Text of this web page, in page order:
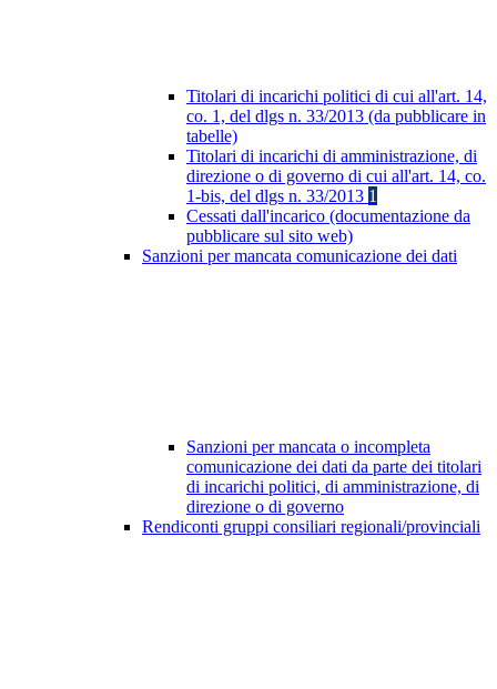
Titolari di incarichi politici di cui all'art. 14,
co. 1, del dlgs n. 33/2013 (da pubblicare in
tabelle)
Titolari di incarichi di amministrazione, di
direzione o di governo di cui all'art. 14, co.
1-bis, del dlgs n. 33/2013 1
Cessati dall'incarico (documentazione da
pubblicare sul sito web)
Sanzioni per mancata comunicazione dei dati
Sanzioni per mancata o incompleta
comunicazione dei dati da parte dei titolari
di incarichi politici, di amministrazione, di
direzione o di governo
Rendiconti gruppi consiliari regionali/provinciali